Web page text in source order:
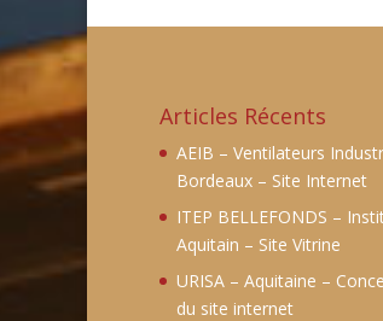
Articles Récents
AEIB – Ventilateurs
Bordeaux – Site Internet
ITEP BELLEFONDS –
Aquitain – Site Vitrine
URISA – Aquitaine –
du site internet